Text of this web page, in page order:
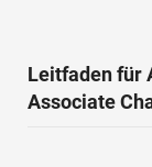
Leitfaden für
Associate